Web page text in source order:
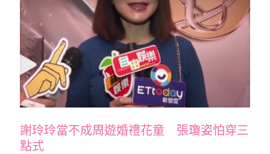
謝玲玲當不成周遊婚禮花童 張瓊姿怕穿三
點式